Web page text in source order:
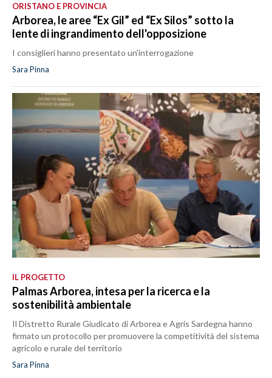
ORISTANO E PROVINCIA
Arborea, le aree “Ex Gil” ed “Ex Silos” sotto la
lente di ingrandimento dell'opposizione
I consiglieri hanno presentato un'interrogazione
Sara Pinna
IL PROGETTO
Palmas Arborea, intesa per la ricerca e la
sostenibilità ambientale
Il Distretto Rurale Giudicato di Arborea e Agris Sardegna hanno
firmato un protocollo per promuovere la competitività del sistema
agricolo e rurale del territorio
Sara Pinna